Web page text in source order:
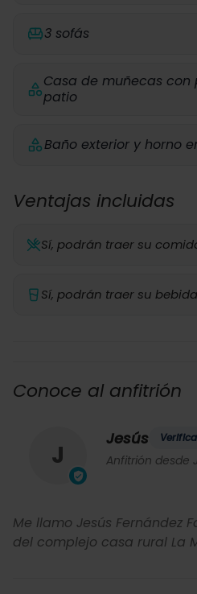
3 sofás
Casa de muñecas con
patio
Baño exterior y horno
Ventajas incluidas
Sí, podrán traer su
Sí, podrán traer su
Conoce al anfitrión
J
Jesús
Anfitrión desde
Me llamo Jesús Fernández
del complejo casa rural La